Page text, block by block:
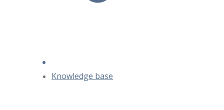
Knowledge base